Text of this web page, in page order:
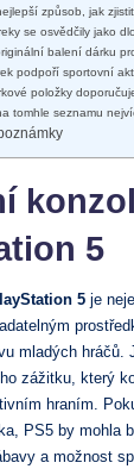
způsob, jak
se osvědčily jako
balení dárku
podpoří sportovní
položky
tomhle seznamu
5
5 je
mladých hráčů.
zážitku, který
hraním.
PS5 by mohla
a možnost